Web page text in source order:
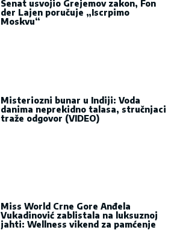
Senat usvojio Grejemov zakon, Fon
der Lajen poručuje „Iscrpimo
Moskvu“
Misteriozni bunar u Indiji: Voda
danima neprekidno talasa, stručnjaci
traže odgovor (VIDEO)
Miss World Crne Gore Anđela
Vukadinović zablistala na luksuznoj
jahti: Wellness vikend za pamćenje